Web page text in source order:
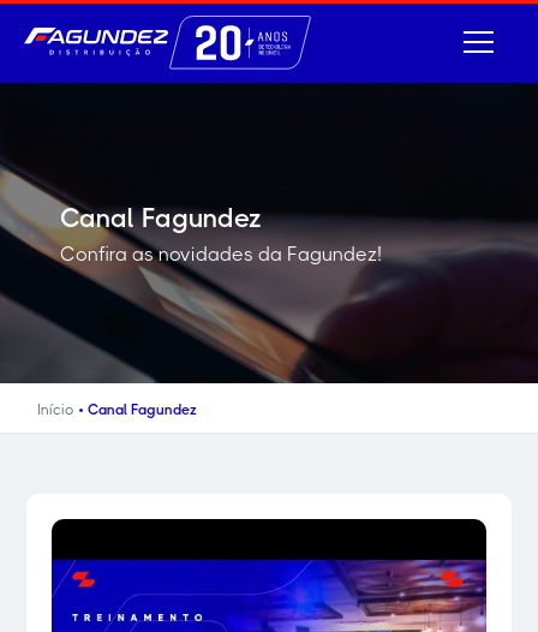
Canal Fagundez
Confira as novidades da Fagundez!
Início • Canal Fagundez